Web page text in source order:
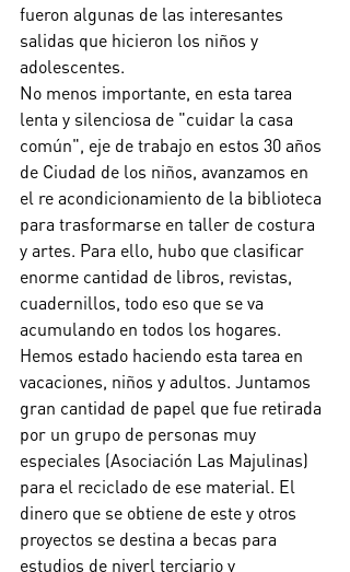
fueron algunas de las interesantes
salidas que hicieron los niños y
adolescentes.
No menos importante, en esta tarea
lenta y silenciosa de "cuidar la casa
común", eje de trabajo en estos 30 años
de Ciudad de los niños, avanzamos en
el re acondicionamiento de la biblioteca
para trasformarse en taller de costura
y artes. Para ello, hubo que clasificar
enorme cantidad de libros, revistas,
cuadernillos, todo eso que se va
acumulando en todos los hogares.
Hemos estado haciendo esta tarea en
vacaciones, niños y adultos. Juntamos
gran cantidad de papel que fue retirada
por un grupo de personas muy
especiales (Asociación Las Majulinas)
para el reciclado de ese material. El
dinero que se obtiene de este y otros
proyectos se destina a becas para
estudios de niverl terciario y